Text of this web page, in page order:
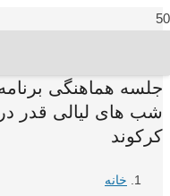
جلسه هماهنگی
شب های لیالی قدر
کرکوند
خانه